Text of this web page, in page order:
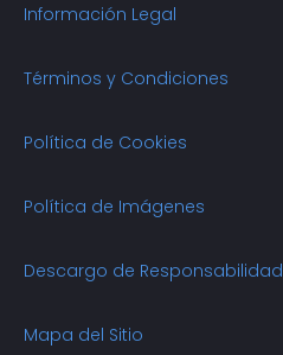
Información Legal
Términos y Condiciones
Política de Cookies
Política de Imágenes
Descargo de Responsabilidad
Mapa del Sitio